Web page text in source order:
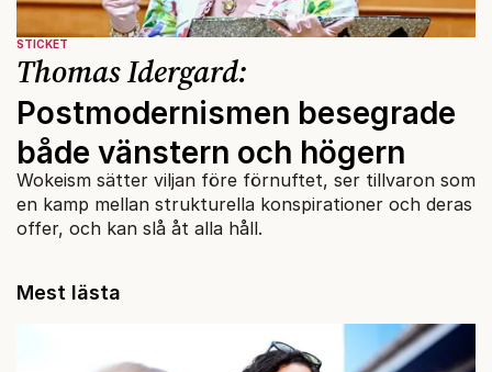
STICKET
Thomas Idergard:
Postmodernismen besegrade
både vänstern och högern
Wokeism sätter viljan före förnuftet, ser tillvaron som
en kamp mellan strukturella konspirationer och deras
offer, och kan slå åt alla håll.
Mest lästa